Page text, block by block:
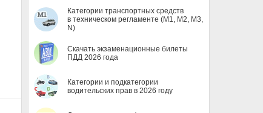
Категории транспортных средств
в техническом регламенте (M1, M2, M3,
N)
Скачать экзаменационные билеты
ПДД 2026 года
Категории и подкатегории
водительских прав в 2026 году